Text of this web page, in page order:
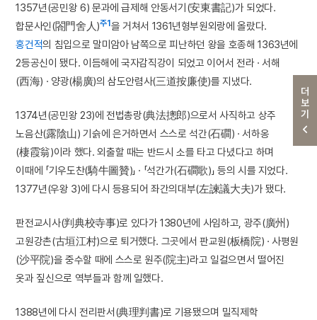
더보기
1357년(공민왕 6) 문과에 급제해 안동서기(安東書記)가 되었다.
합문사인(閤門舍人)주1 을 거쳐서 1361년형부원외랑에 올랐다.
홍건적의 침입으로 말미암아 남쪽으로 피난하던 왕을 호종해 1363년에
2등공신이 됐다. 이듬해에 국자감직강이 되었고 이어서 전라 · 서해
(西海) · 양광(楊廣)의 삼도안렴사(三道按廉使)를 지냈다.
1374년(공민왕 23)에 전법총랑(典法摠郎)으로서 사직하고 상주
노음산(露陰山) 기슭에 은거하면서 스스로 석간(石磵) · 서하옹
(棲霞翁)이라 했다. 외출할 때는 반드시 소를 타고 다녔다고 하며
이때에 「기우도찬(騎牛圖贊)」 · 「석간가(石磵歌)」 등의 시를 지었다.
1377년(우왕 3)에 다시 등용되어 좌간의대부(左諫議大夫)가 됐다.
판전교시사(判典校寺事)로 있다가 1380년에 사임하고, 광주(廣州)
고원강촌(古垣江村)으로 퇴거했다. 그곳에서 판교원(板橋院) · 사평원
(沙平院)을 중수할 때에 스스로 원주(院主)라고 일컬으면서 떨어진
옷과 짚신으로 역부들과 함께 일했다.
1388년에 다시 전리판서(典理判書)로 기용됐으며 밀직제학